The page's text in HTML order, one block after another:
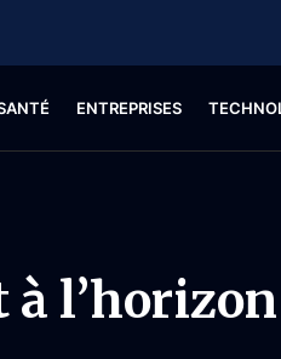
ENTREPRISES
à l’horizon